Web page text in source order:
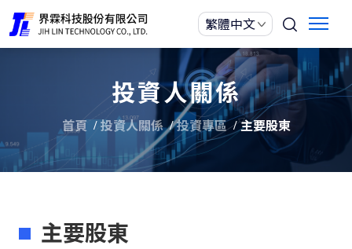
投資人關係
首頁 投資人關係 投資專區 主要股東
主要股東